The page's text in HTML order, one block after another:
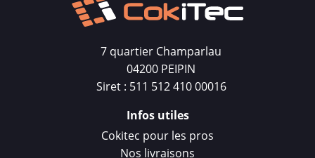
7 quartier Champarlau
04200 PEIPIN
Siret : 511 512 410 00016
Infos utiles
Cokitec pour les pros
Nos livraisons